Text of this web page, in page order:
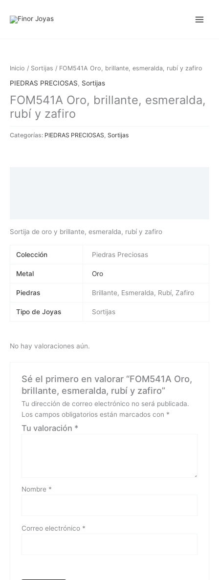
Inicio / Sortijas / FOM541A Oro, brillante, esmeralda, rubí y zafiro
PIEDRAS PRECIOSAS, Sortijas
FOM541A Oro, brillante, esmeralda,
rubí y zafiro
Categorías: PIEDRAS PRECIOSAS Sortijas
Sortija de oro y brillante, esmeralda, rubí y zafiro
Colección Piedras Preciosas
Metal Oro
Piedras Brillante, Esmeralda, Rubí, Zafiro
Tipo de Joyas Sortijas
No hay valoraciones aún.
Sé el primero en valorar “FOM541A Oro,
brillante, esmeralda, rubí y zafiro”
Tu dirección de correo electrónico no será publicada.
Los campos obligatorios están marcados con *
Tu valoración *
Nombre *
Correo electrónico *